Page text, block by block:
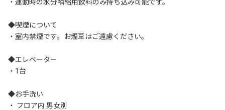
・運動時の水分補給用飲料のみ持ち込み可能です。
◆喫煙について
・室内禁煙です。お煙草はご遠慮ください。
◆エレベーター
・1台
◆お手洗い
・ フロア内 男女別